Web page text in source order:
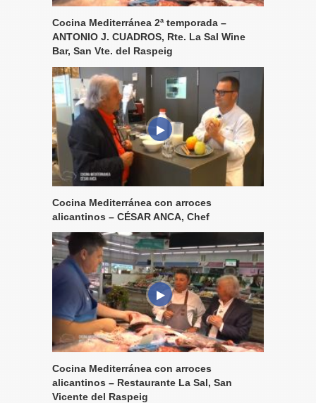
Cocina Mediterránea 2ª temporada –
ANTONIO J. CUADROS, Rte. La Sal Wine
Bar, San Vte. del Raspeig
Cocina Mediterránea con arroces
alicantinos – CÉSAR ANCA, Chef
Cocina Mediterránea con arroces
alicantinos – Restaurante La Sal, San
Vicente del Raspeig